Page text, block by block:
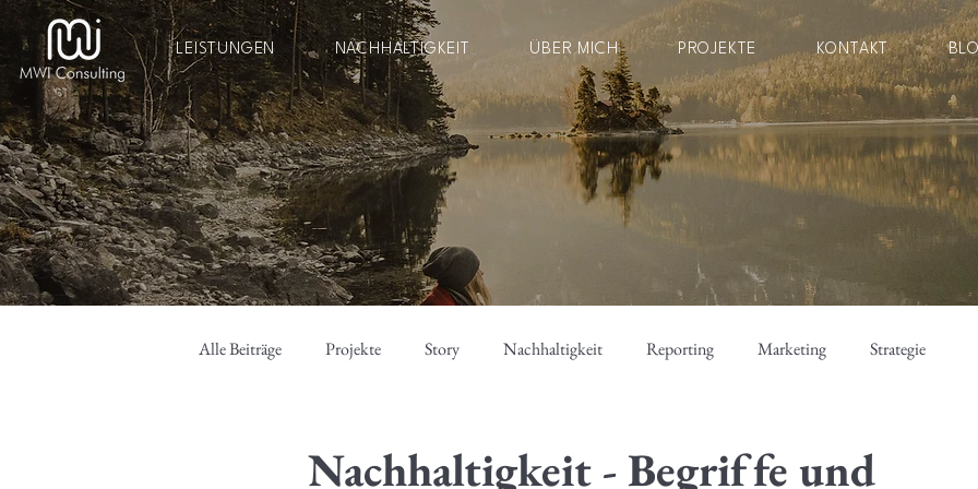
LEISTUNGEN NACHHALTIGKEIT ÜBER MICH PROJEKTE KONTAKT
Alle Beiträge Projekte Story Nachhaltigkeit Reporting Marketing Strategie
Nachhaltigkeit - Begriffe und